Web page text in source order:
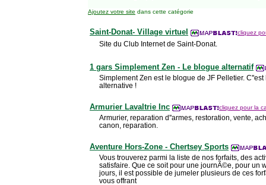
Ajoutez votre site dans cette catégorie
Saint-Donat- Village virtuel cliquez
Site du Club Internet de Saint-Donat.
1 gars Simplement Zen - Le blogue alternatif
Simplement Zen est le blogue de JF Pelletier.
alternative !
Armurier Lavaltrie Inc cliquez pour la
Armurier, reparation d''armes, restoration, vente,
canon, reparation.
Aventure Hors-Zone - Chertsey Sports
Vous trouverez parmi la liste de nos forfaits, des
satisfaire. Que ce soit pour une journÃ©e, pour un
jours, il est possible de jumeler plusieurs de ces
vous offrant